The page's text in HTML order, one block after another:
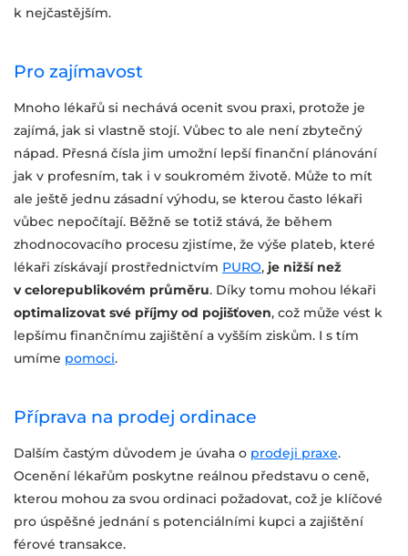
k nejčastějším.
Pro zajímavost
Mnoho lékařů si nechává ocenit svou praxi, protože je
zajímá, jak si vlastně stojí. Vůbec to ale není zbytečný
nápad. Přesná čísla jim umožní lepší finanční plánování
jak v profesním, tak i v soukromém životě. Může to mít
ale ještě jednu zásadní výhodu, se kterou často lékaři
vůbec nepočítají. Běžně se totiž stává, že během
zhodnocovacího procesu zjistíme, že výše plateb, které
lékaři získávají prostřednictvím PURO, je nižší než
v celorepublikovém průměru. Díky tomu mohou lékaři
optimalizovat své příjmy od pojišťoven, což může vést k
lepšímu finančnímu zajištění a vyšším ziskům. I s tím
umíme pomoci.
Příprava na prodej ordinace
Dalším častým důvodem je úvaha o prodeji praxe.
Ocenění lékařům poskytne reálnou představu o ceně,
kterou mohou za svou ordinaci požadovat, což je klíčové
pro úspěšné jednání s potenciálními kupci a zajištění
férové transakce.